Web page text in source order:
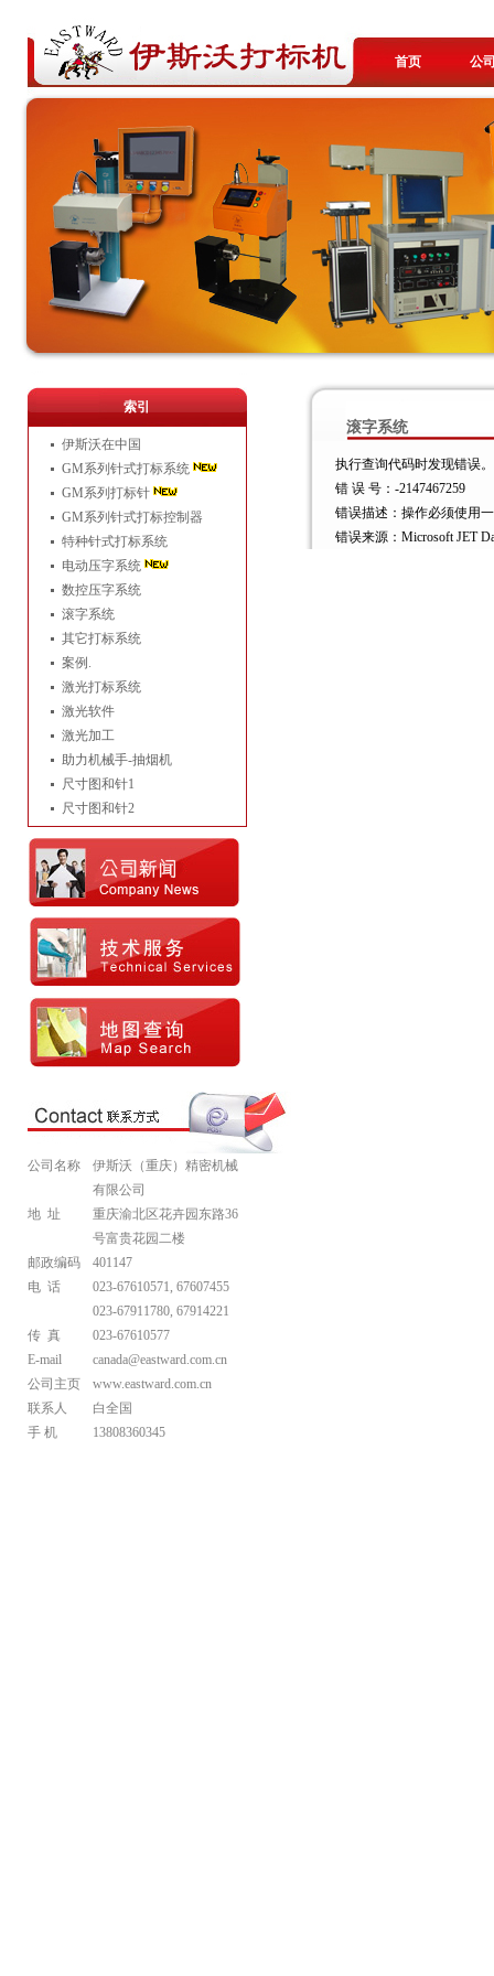
首页 公
索引
伊斯沃在中国
GM系列针式打标系统
GM系列打标针
GM系列针式打标控制器
特种针式打标系统
电动压字系统
数控压字系统
滚字系统
其它打标系统
案例.
激光打标系统
激光软件
激光加工
助力机械手-抽烟机
尺寸图和针1
尺寸图和针2
公司名称
伊斯沃（重庆）精密机械
有限公司
地 址
重庆渝北区花卉园东路36
号富贵花园二楼
邮政编码
401147
电 话
023-67610571, 67607455
023-67911780, 67914221
传 真
023-67610577
E-mail
canada@eastward.com.cn
公司主页
www.eastward.com.cn
联系人
白全国
手 机
13808360345
滚字系统
执行查询代码时发现错误。
错 误 号：-2147467259
错误描述：操作必须使用
错误来源：Microsoft JET